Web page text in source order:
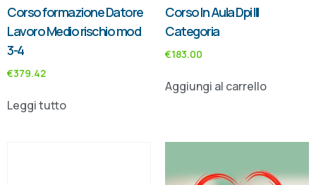
Corso formazione Datore
Lavoro Medio rischio mod
3-4
€379.42
Leggi tutto
Corso In Aula Dpi III
Categoria
€183.00
Aggiungi al carrello